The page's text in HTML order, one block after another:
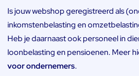
Is jouw webshop geregistreerd als
inkomstenbelasting en
Heb je daarnaast ook personeel in
loonbelasting en pensioenen. Meer
voorondernemers.